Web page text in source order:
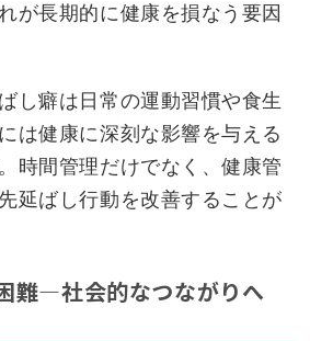
が長期的に健康を損なう要因
し癖は日常の運動習慣や食生
は健康に深刻な影響を与える
時間管理だけでなく、健康管
延ばし行動を改善することが
難—社会的なつながりへ